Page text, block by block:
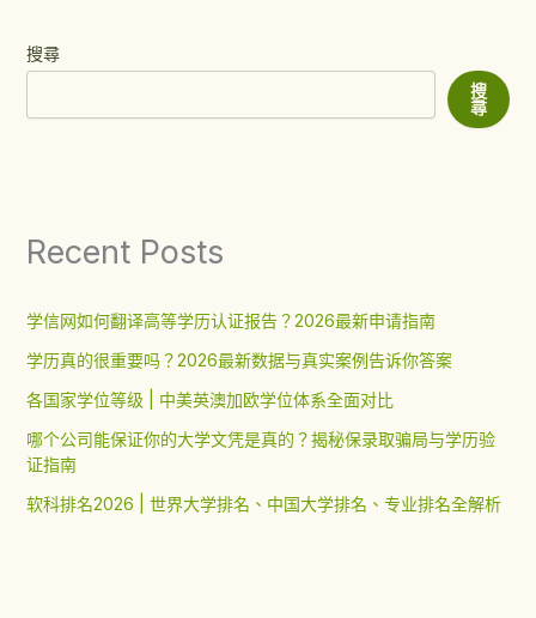
搜尋
搜
尋
Recent Posts
学信网如何翻译高等学历认证报告？2026最新申请指南
学历真的很重要吗？2026最新数据与真实案例告诉你答案
各国家学位等级 | 中美英澳加欧学位体系全面对比
哪个公司能保证你的大学文凭是真的？揭秘保录取骗局与学历验
证指南
软科排名2026 | 世界大学排名、中国大学排名、专业排名全解析